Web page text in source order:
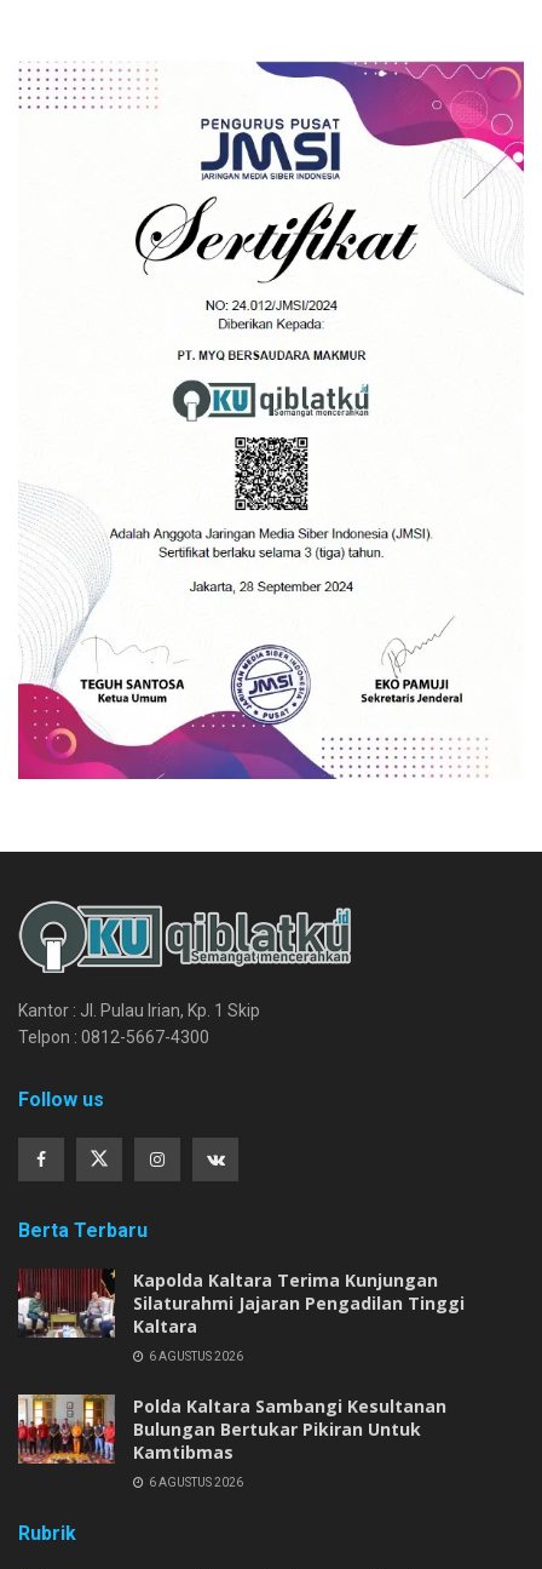
Kantor : Jl. Pulau Irian, Kp. 1 Skip
Telpon : 0812-5667-4300
Follow us
Berta Terbaru
Kapolda Kaltara Terima Kunjungan
Silaturahmi Jajaran Pengadilan Tinggi
Kaltara
6 AGUSTUS 2026
Polda Kaltara Sambangi Kesultanan
Bulungan Bertukar Pikiran Untuk
Kamtibmas
6 AGUSTUS 2026
Rubrik